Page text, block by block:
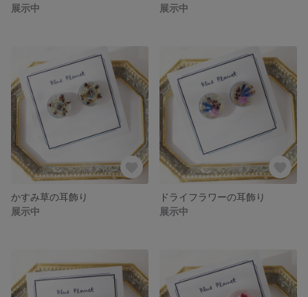
展示中
展示中
かすみ草の耳飾り
展示中
ドライフラワーの耳飾り
展示中